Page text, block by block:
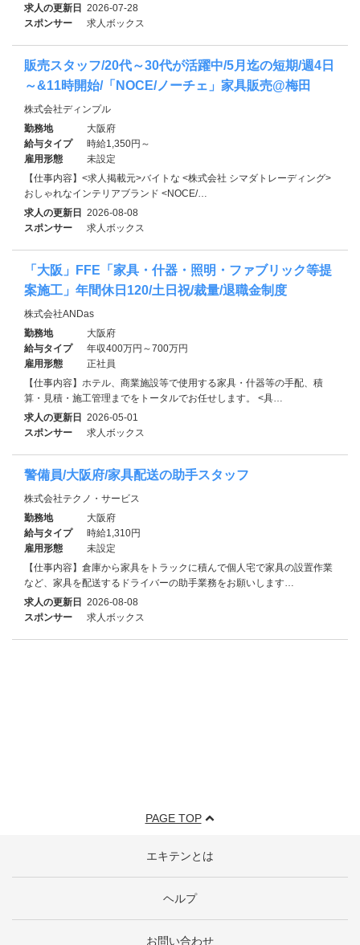
求人の更新日 2026-07-28
スポンサー
求人ボックス
販売スタッフ/20代～30代が活躍中/5月迄の短期/週4日
～&11時開始/「NOCE/ノーチェ」家具販売@梅田
株式会社ディンプル
勤務地
大阪府
給与タイプ
時給1,350円～
雇用形態
未設定
【仕事内容】<求人掲載元>バイトな <株式会社 シマダトレーディング>
おしゃれなインテリアブランド <NOCE/…
求人の更新日 2026-08-08
スポンサー
求人ボックス
「大阪」FFE「家具・什器・照明・ファブリック等提
案施工」年間休日120/土日祝/裁量/退職金制度
株式会社ANDas
勤務地
大阪府
給与タイプ
年収400万円～700万円
雇用形態
正社員
【仕事内容】ホテル、商業施設等で使用する家具・什器等の手配、積
算・見積・施工管理までをトータルでお任せします。 <具…
求人の更新日 2026-05-01
スポンサー
求人ボックス
警備員/大阪府/家具配送の助手スタッフ
株式会社テクノ・サービス
勤務地
大阪府
給与タイプ
時給1,310円
雇用形態
未設定
【仕事内容】倉庫から家具をトラックに積んで個人宅で家具の設置作業
など、家具を配送するドライバーの助手業務をお願いします…
求人の更新日 2026-08-08
スポンサー
求人ボックス
PAGE TOP
エキテンとは
ヘルプ
お問い合わせ